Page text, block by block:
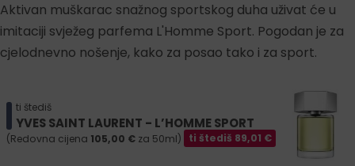
Aktivan muškarac snažnog sportskog duha uživat će u
imitaciji svježeg parfema L'Homme Sport. Pogodan je za
cjelodnevno nošenje, kako za posao tako i za sport.
ti štediš
YVES SAINT LAURENT - L’HOMME SPORT
(Redovna cijena 105,00 € za 50ml) ti štediš 89,01 €